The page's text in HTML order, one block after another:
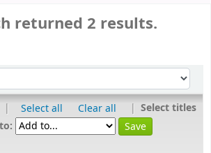
returned 2 results.
| Select all Clear all | Select titles
to: